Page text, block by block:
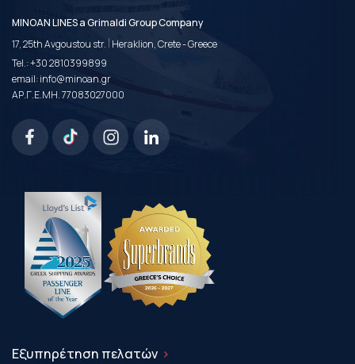
MINOAN LINES a Grimaldi Group Company
17, 25th Avgoustou str. | Heraklion, Crete - Greece
Tel.:+30 2810399899
email:info@minoan.gr
ΑΡ.Γ.Ε.ΜΗ. 77083027000
Εξυπηρέτηση πελατών